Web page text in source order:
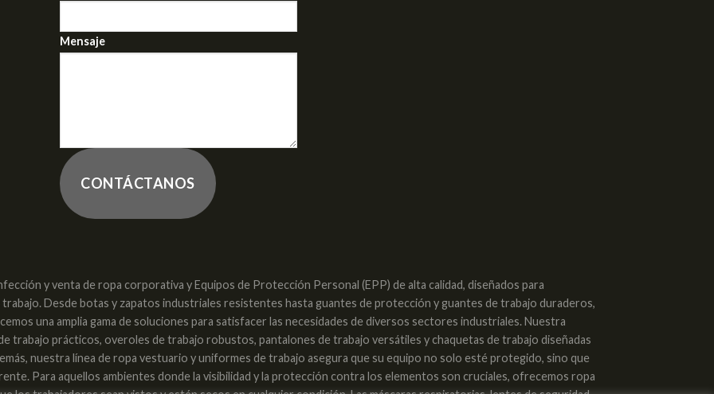
Mensaje
CONTÁCTANOS
y venta de ropa corporativa y Equipos de Protección Personal (EPP) de alta calidad, diseñados para
Desde botas y zapatos industriales resistentes hasta guantes de protección y guantes de trabajo duraderos,
una amplia gama de soluciones para satisfacer las necesidades de diversos sectores industriales. Nuestra
trabajo prácticos, overoles de trabajo robustos, pantalones de trabajo versátiles y chaquetas de trabajo diseñadas
nuestra línea de ropa vestuario y uniformes de trabajo asegura que su equipo no solo esté protegido, sino que
Para aquellos ambientes donde la visibilidad y la protección contra los elementos son cruciales, ofrecemos ropa